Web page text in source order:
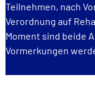
Teilnehmen, nach
Verordnung auf
Moment sind beide
Vormerkungen